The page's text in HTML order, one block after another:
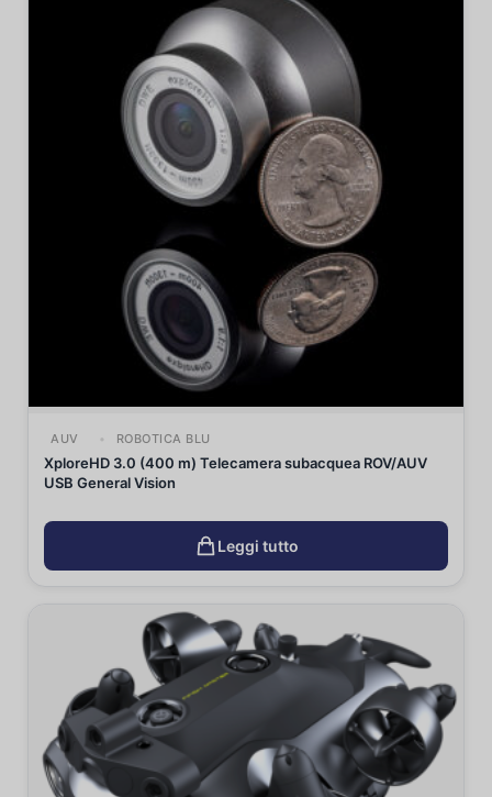
AUV ROBOTICA BLU
XploreHD 3.0 (400 m) Telecamera subacquea ROV/AUV
USB General Vision
Leggi tutto